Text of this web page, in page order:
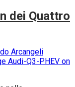
dei Quattro
Arcangeli